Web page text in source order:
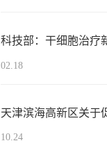
科技部：干细胞治疗
全有效性
02.18
天津滨海高新区关于
发展的鼓励办法
10.24